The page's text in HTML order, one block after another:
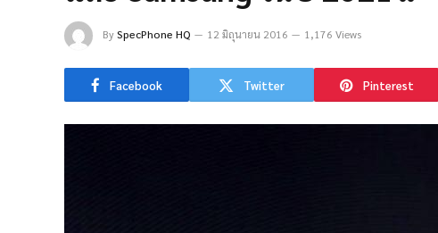
BySpecPhone HQ 12 มิถุนายน 2016 1,176 Views
Facebook Twitter Pinterest